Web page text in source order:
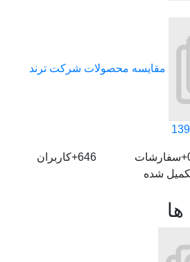
مقایسه محصولات شرکت ترند
شده
646+ کاربران